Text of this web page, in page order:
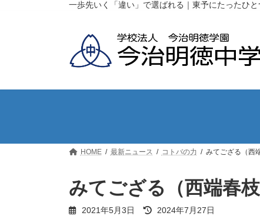
キ
に
一歩先いく「違い」で選ばれる｜東予にたったひ
HOME 最新ニュース コトバの力 みてござる（西
みてござる（西端春枝
2021年5月3日
最
2024年7月27日